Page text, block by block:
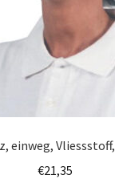
einweg,
€21,35